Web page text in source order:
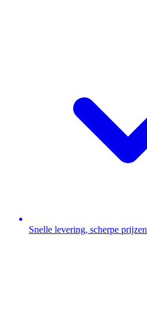
Snelle levering, scherpe prijzen